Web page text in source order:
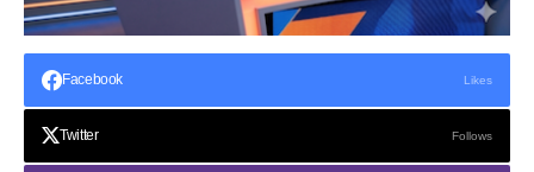
Facebook Likes
Twitter Follows